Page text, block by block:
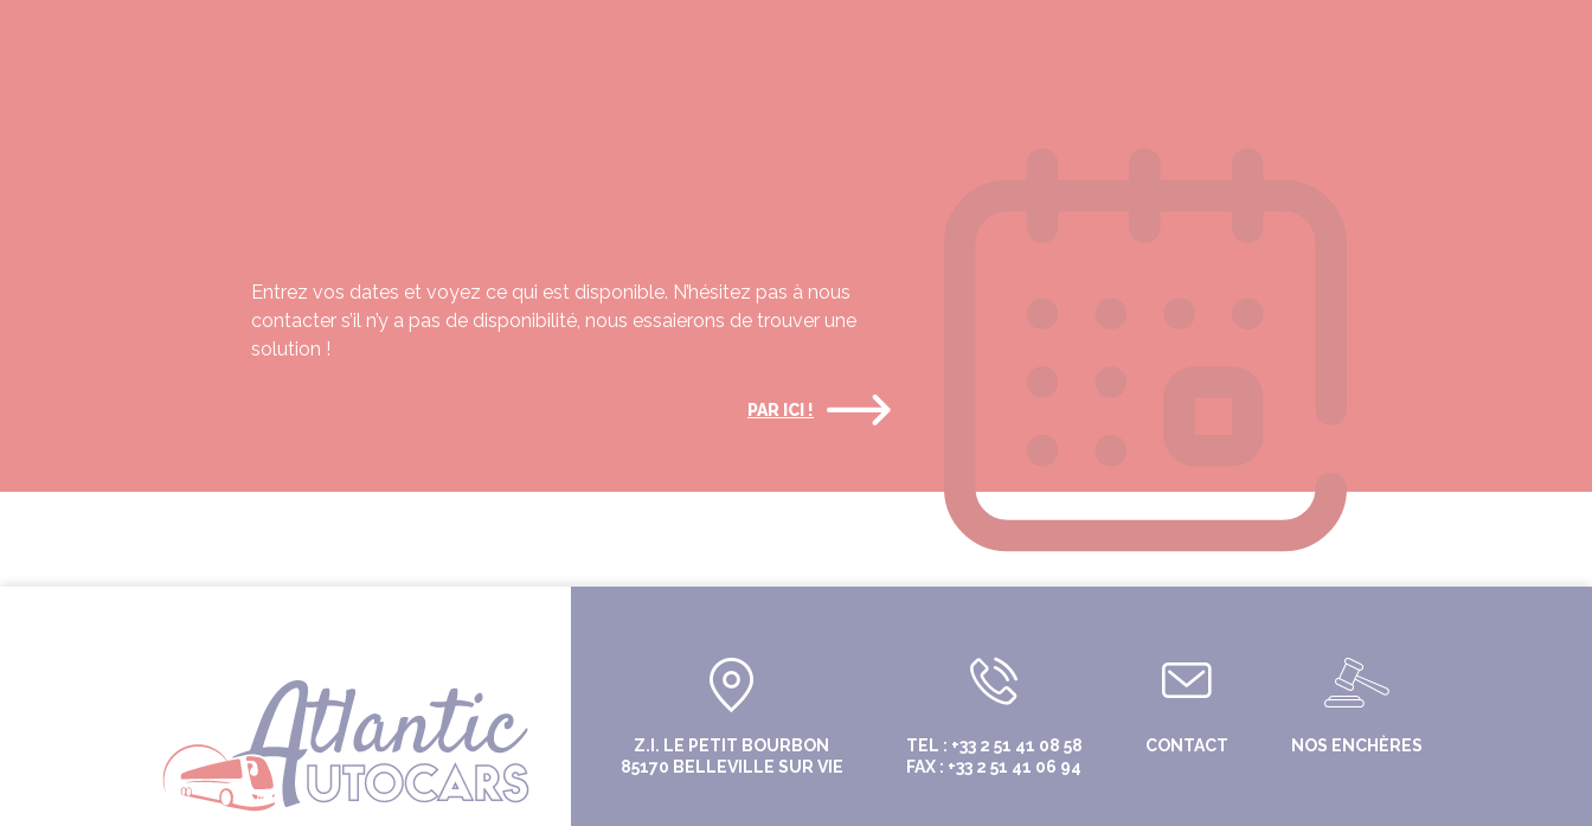
Entrez vos dates et voyez ce qui est disponible. N’hésitez pas à nous
contacter s’il n’y a pas de disponibilité, nous essaierons de trouver une
solution !
PAR ICI !
Z.I. LE PETIT BOURBON
85170 BELLEVILLE SUR VIE
TEL : +33 2 51 41 08 58
FAX : +33 2 51 41 06 94
CONTACT NOS ENCHÈRES